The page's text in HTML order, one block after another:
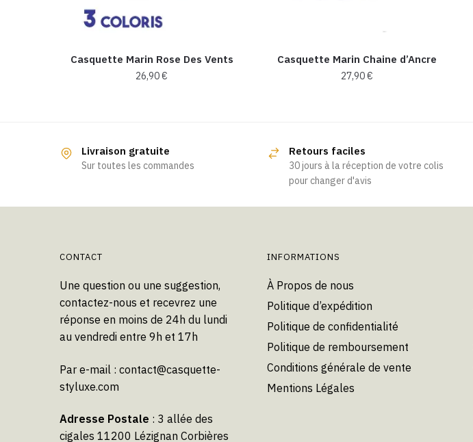
Casquette Marin Rose Des Vents
26,90€
plusieurs
variations.
options
la
page
du
produit
Casquette Marin Chaine d’Ancre
27,90€
Livraison gratuite
Sur toutes les commandes
Retours faciles
30 jours à la réception de votre colis
pour changer d'avis
CONTACT
Une question ou une suggestion,
contactez-nous et recevrez une
réponse en moins de 24h du lundi
au vendredi entre 9h et 17h
Par e-mail : contact@casquette-
styluxe.com
Adresse Postale : 3 allée des
cigales 11200 Lézignan Corbières
INFORMATIONS
À Propos de nous
Politique d’expédition
Politique de confidentialité
Politique de remboursement
Conditions générale de vente
Mentions Légales